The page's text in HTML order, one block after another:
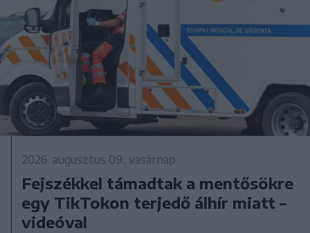
2026. augusztus 09., vasárnap
Fejszékkel támadtak a mentősökre
egy TikTokon terjedő álhír miatt –
videóval